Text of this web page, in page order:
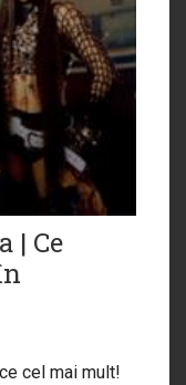
| Ce
cel mai mult!